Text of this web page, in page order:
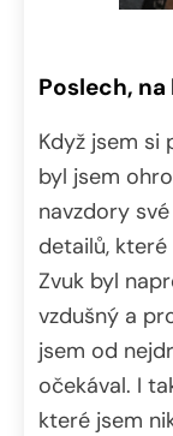
Poslech,
Když jsem si
byl jsem
navzdory
detailů, které
Zvuk byl
vzdušný a
jsem od
očekával. I
které jsem